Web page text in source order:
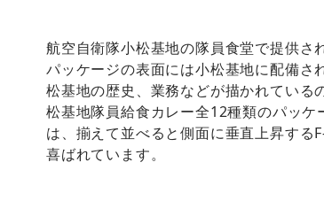
航空自衛隊小松基地の隊員食堂で提供さ
パッケージの表面には小松基地に配備さ
松基地の歴史、業務などが描かれている
松基地隊員給食カレー全12種類のパッ
は、揃えて並べると側面に垂直上昇す
喜ばれています。